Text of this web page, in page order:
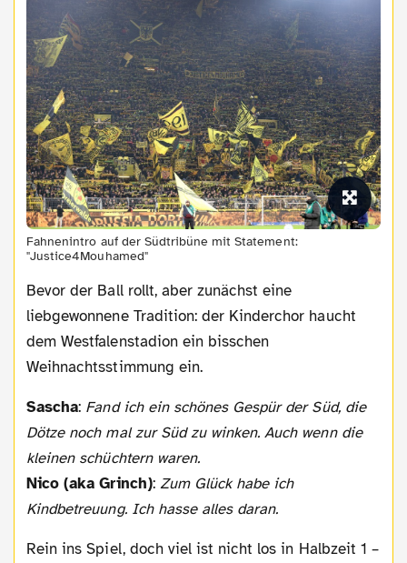
Fahnenintro auf der Südtribüne mit Statement:
"Justice4Mouhamed"
Bevor der Ball rollt, aber zunächst eine
liebgewonnene Tradition: der Kinderchor haucht
dem Westfalenstadion ein bisschen
Weihnachtsstimmung ein.
Sascha: Fand ich ein schönes Gespür der Süd, die
Dötze noch mal zur Süd zu winken. Auch wenn die
kleinen schüchtern waren.
Nico (aka Grinch): Zum Glück habe ich
Kindbetreuung. Ich hasse alles daran.
Rein ins Spiel, doch viel ist nicht los in Halbzeit 1 –